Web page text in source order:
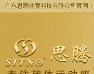
广东思腾体育科技有限公司官网